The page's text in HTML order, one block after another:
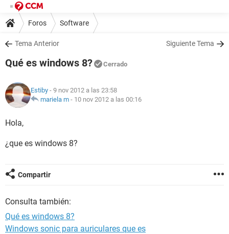
Foros Software
Tema Anterior Siguiente Tema
Qué es windows 8? Cerrado
Estiby - 9 nov 2012 a las 23:58
mariela m - 10 nov 2012 a las 00:16
Hola,
¿que es windows 8?
Compartir
Consulta también:
Qué es windows 8?
Windows sonic para auriculares que es